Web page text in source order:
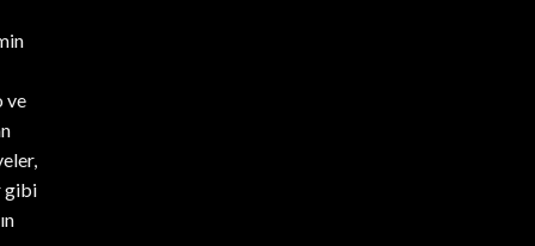
ve
gibi